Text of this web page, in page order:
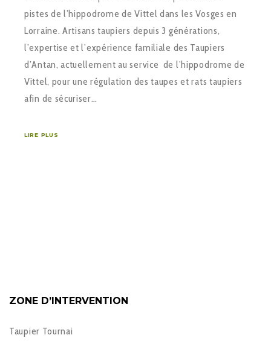
pistes de l’hippodrome de Vittel dans les Vosges en
Lorraine. Artisans taupiers depuis 3 générations,
l’expertise et l’expérience familiale des Taupiers
d’Antan, actuellement au service de l’hippodrome de
Vittel, pour une régulation des taupes et rats taupiers
afin de sécuriser…
LIRE PLUS
ZONE D’INTERVENTION
Taupier Tournai